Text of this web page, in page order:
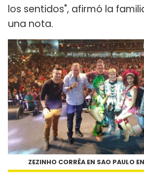
los sentidos", afirmó la
una nota.
ZEZINHO CORRÊA EN SAO PAULO